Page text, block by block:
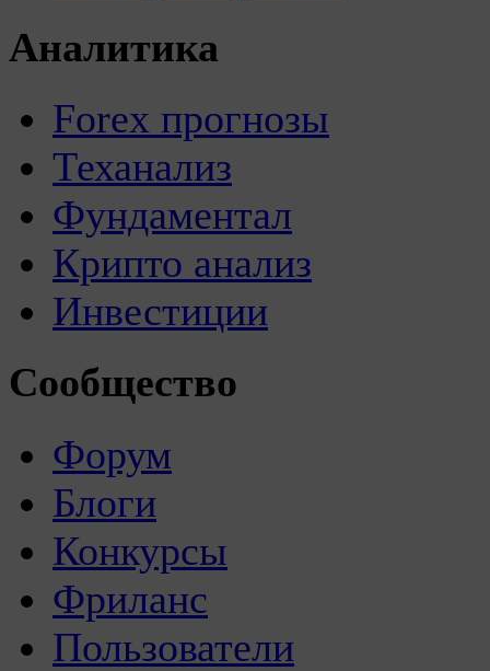
Аналитика
Forex прогнозы
Теханализ
Фундаментал
Крипто анализ
Инвестиции
Сообщество
Форум
Блоги
Конкурсы
Фриланс
Пользователи